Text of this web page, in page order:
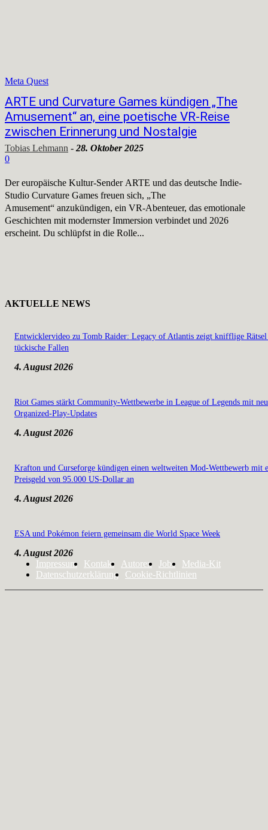
Meta Quest
ARTE und Curvature Games kündigen „The
Amusement“ an, eine poetische VR-Reise
zwischen Erinnerung und Nostalgie
Tobias Lehmann - 28. Oktober 2025
0
Der europäische Kultur-Sender ARTE und das deutsche Indie-
Studio Curvature Games freuen sich, „The
Amusement“ anzukündigen, ein VR-Abenteuer, das emotionale
Geschichten mit modernster Immersion verbindet und 2026
erscheint. Du schlüpfst in die Rolle...
AKTUELLE NEWS
Entwicklervideo zu Tomb Raider: Legacy of Atlantis zeigt knifflige Rätsel
tückische Fallen
4. August 2026
Riot Games stärkt Community-Wettbewerbe in League of Legends mit
Organized-Play-Updates
4. August 2026
Krafton und Curseforge kündigen einen weltweiten Mod-Wettbewerb mit
Preisgeld von 95.000 US-Dollar an
4. August 2026
ESA und Pokémon feiern gemeinsam die World Space Week
4. August 2026
Impressum
Kontakt Autoren Jobs
Media-Kit
Datenschutzerklärung
Cookie-Richtlinien